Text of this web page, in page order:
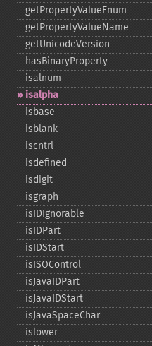
getPropertyValueEnum
getPropertyValueName
getUnicodeVersion
hasBinaryProperty
isalnum
isalpha
isbase
isblank
iscntrl
isdefined
isdigit
isgraph
isIDIgnorable
isIDPart
isIDStart
isISOControl
isJavaIDPart
isJavaIDStart
isJavaSpaceChar
islower